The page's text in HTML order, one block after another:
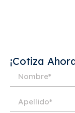
¡Cotiza